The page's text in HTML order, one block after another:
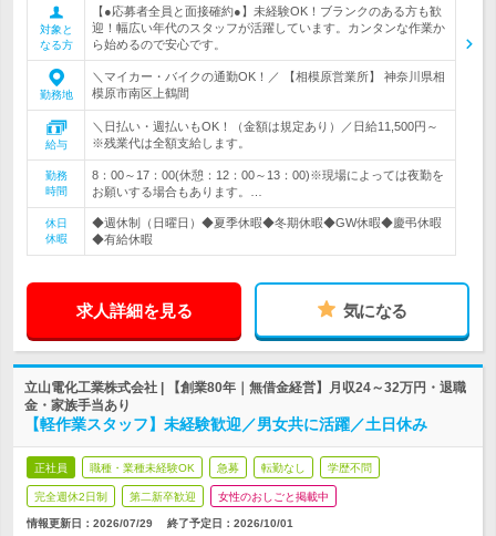
対象と
なる方
【●応募者全員と面接確約●】未経験OK！ブランクのある方も歓
迎！幅広い年代のスタッフが活躍しています。カンタンな作業か
ら始めるので安心です。
勤務地
＼マイカー・バイクの通勤OK！／ 【相模原営業所】 神奈川県相
模原市南区上鶴間
給与
＼日払い・週払いもOK！（金額は規定あり）／日給11,500円～
※残業代は全額支給します。
勤務
時間
8：00～17：00(休憩：12：00～13：00)※現場によっては夜勤を
お願いする場合もあります。…
休日
休暇
◆週休制（日曜日）◆夏季休暇◆冬期休暇◆GW休暇◆慶弔休暇
◆有給休暇
求人詳細を見る 気になる
立山電化工業株式会社 | 【創業80年｜無借金経営】月収24～32万円・退職
金・家族手当あり
【軽作業スタッフ】未経験歓迎／男女共に活躍／土日休み
正社員 職種・業種未経験OK 急募 転勤なし 学歴不問
完全週休2日制 第二新卒歓迎 女性のおしごと掲載中
情報更新日：2026/07/29 終了予定日： 2026/10/01